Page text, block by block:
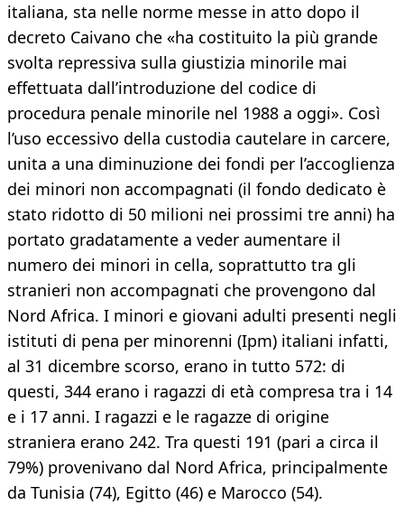
italiana, sta nelle norme messe in atto dopo il
decreto Caivano che «ha costituito la più grande
svolta repressiva sulla giustizia minorile mai
effettuata dall’introduzione del codice di
procedura penale minorile nel 1988 a oggi». Così
l’uso eccessivo della custodia cautelare in carcere,
unita a una diminuzione dei fondi per l’accoglienza
dei minori non accompagnati (il fondo dedicato è
stato ridotto di 50 milioni nei prossimi tre anni) ha
portato gradatamente a veder aumentare il
numero dei minori in cella, soprattutto tra gli
stranieri non accompagnati che provengono dal
Nord Africa. I minori e giovani adulti presenti negli
istituti di pena per minorenni (Ipm) italiani infatti,
al 31 dicembre scorso, erano in tutto 572: di
questi, 344 erano i ragazzi di età compresa tra i 14
e i 17 anni. I ragazzi e le ragazze di origine
straniera erano 242. Tra questi 191 (pari a circa il
79%) provenivano dal Nord Africa, principalmente
da Tunisia (74), Egitto (46) e Marocco (54).